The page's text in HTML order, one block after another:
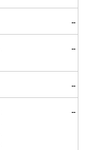
--
--
--
--